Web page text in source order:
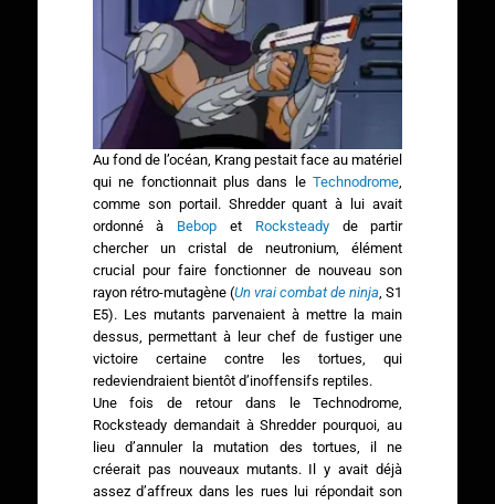
Au fond de l’océan, Krang pestait face au matériel
qui ne fonctionnait plus dans leTechnodrome,
comme son portail. Shredder quant à lui avait
ordonné à Bebop et Rocksteadyde partir
chercher un cristal de neutronium, élément
crucial pour faire fonctionner de nouveau son
rayon rétro-mutagène (Un vrai combat de ninja, S1
E5). Les mutants parvenaient à mettre la main
dessus, permettant à leur chef de fustiger une
victoire certaine contre les tortues, qui
redeviendraient bientôt d’inoffensifs reptiles.
Une fois de retour dans le Technodrome,
Rocksteady demandait à Shredder pourquoi, au
lieu d’annuler la mutation des tortues, il ne
créerait pas nouveaux mutants. Il y avait déjà
assez d’affreux dans les rues lui répondait son